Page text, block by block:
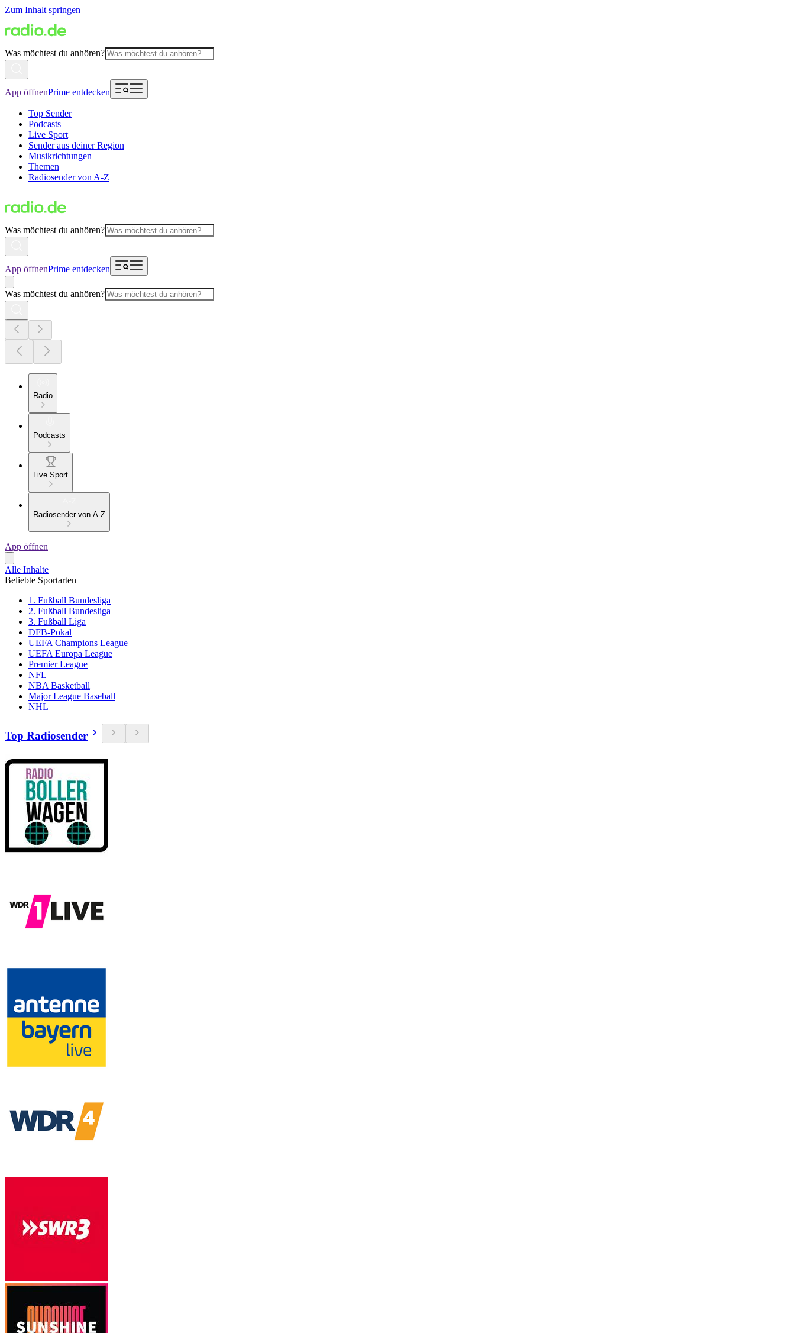
Zum Inhalt springen
Was möchtest du anhören?
App öffnenPrime entdecken
Top Sender
Podcasts
Live Sport
Sender aus deiner Region
Musikrichtungen
Themen
Radiosender von A-Z
Was möchtest du anhören?
App öffnenPrime entdecken
Was möchtest du anhören?
Radio
Podcasts
Live Sport
Radiosender von A-Z
App öffnen
Alle Inhalte
Beliebte Sportarten
1. Fußball Bundesliga
2. Fußball Bundesliga
3. Fußball Liga
DFB-Pokal
UEFA Champions League
UEFA Europa League
Premier League
NFL
NBA Basketball
Major League Baseball
NHL
Top Radiosender